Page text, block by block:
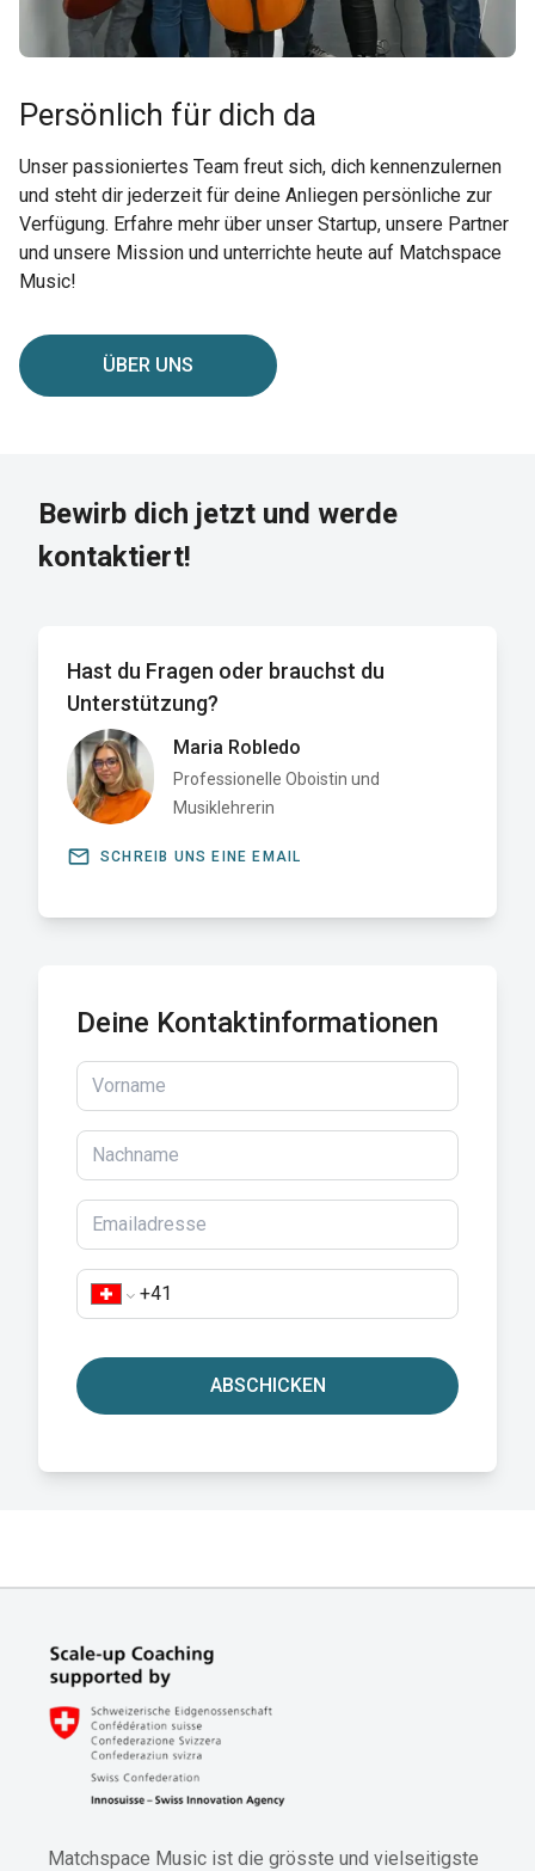
Persönlich für dich da
Unser passioniertes Team freut sich, dich kennenzulernen
und steht dir jederzeit für deine Anliegen persönliche zur
Verfügung. Erfahre mehr über unser Startup, unsere Partner
und unsere Mission und unterrichte heute auf Matchspace
Music!
ÜBER UNS
Bewirb dich jetzt und werde
kontaktiert!
Hast du Fragen oder brauchst du
Unterstützung?
Maria Robledo
Professionelle Oboistin und
Musiklehrerin
email SCHREIB UNS EINE EMAIL
Deine Kontaktinformationen
ABSCHICKEN
Matchspace Music ist die grösste und vielseitigste